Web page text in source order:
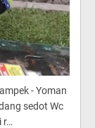
- Yoman
sedot Wc
r…